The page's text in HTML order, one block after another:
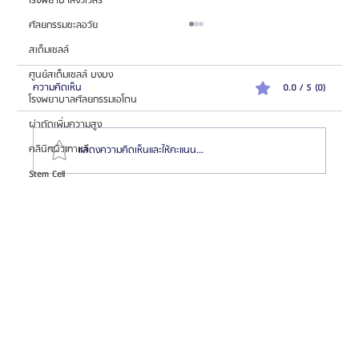
ศัลยกรรมชะลอวัย
สเต็มเซลล์
ศูนย์สเต็มเซลล์ บงบง
โรงพยาบาลศัลยกรรมเอโตน
ผ่าตัดเพิ่มความสูง
คลินิกผิวเกาหลี
Stem Cell
ความคิดเห็น 0.0 / 5 (0)
แสดงความคิดเห็นและให้คะแนน...